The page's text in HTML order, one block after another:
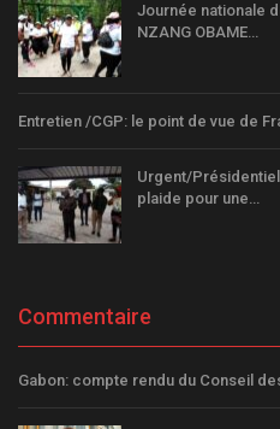
Journée nationale
NZANG OBAME…
Entretien /CGP: le point de vue de
Urgent/
plaide pour une…
Commentaire
Gabon: compte rendu du Conseil